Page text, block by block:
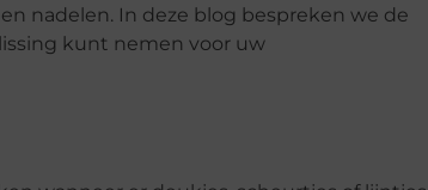
nadelen. In deze blog bespreken we de
kunt nemen voor uw